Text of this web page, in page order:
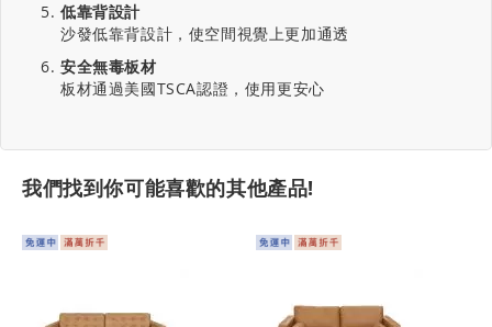
低靠背設計
沙發低靠背設計，使空間視覺上更加通透
安全無毒板材
板材通過美國TSCA認證，使用更安心
我們找到你可能喜歡的其他產品!